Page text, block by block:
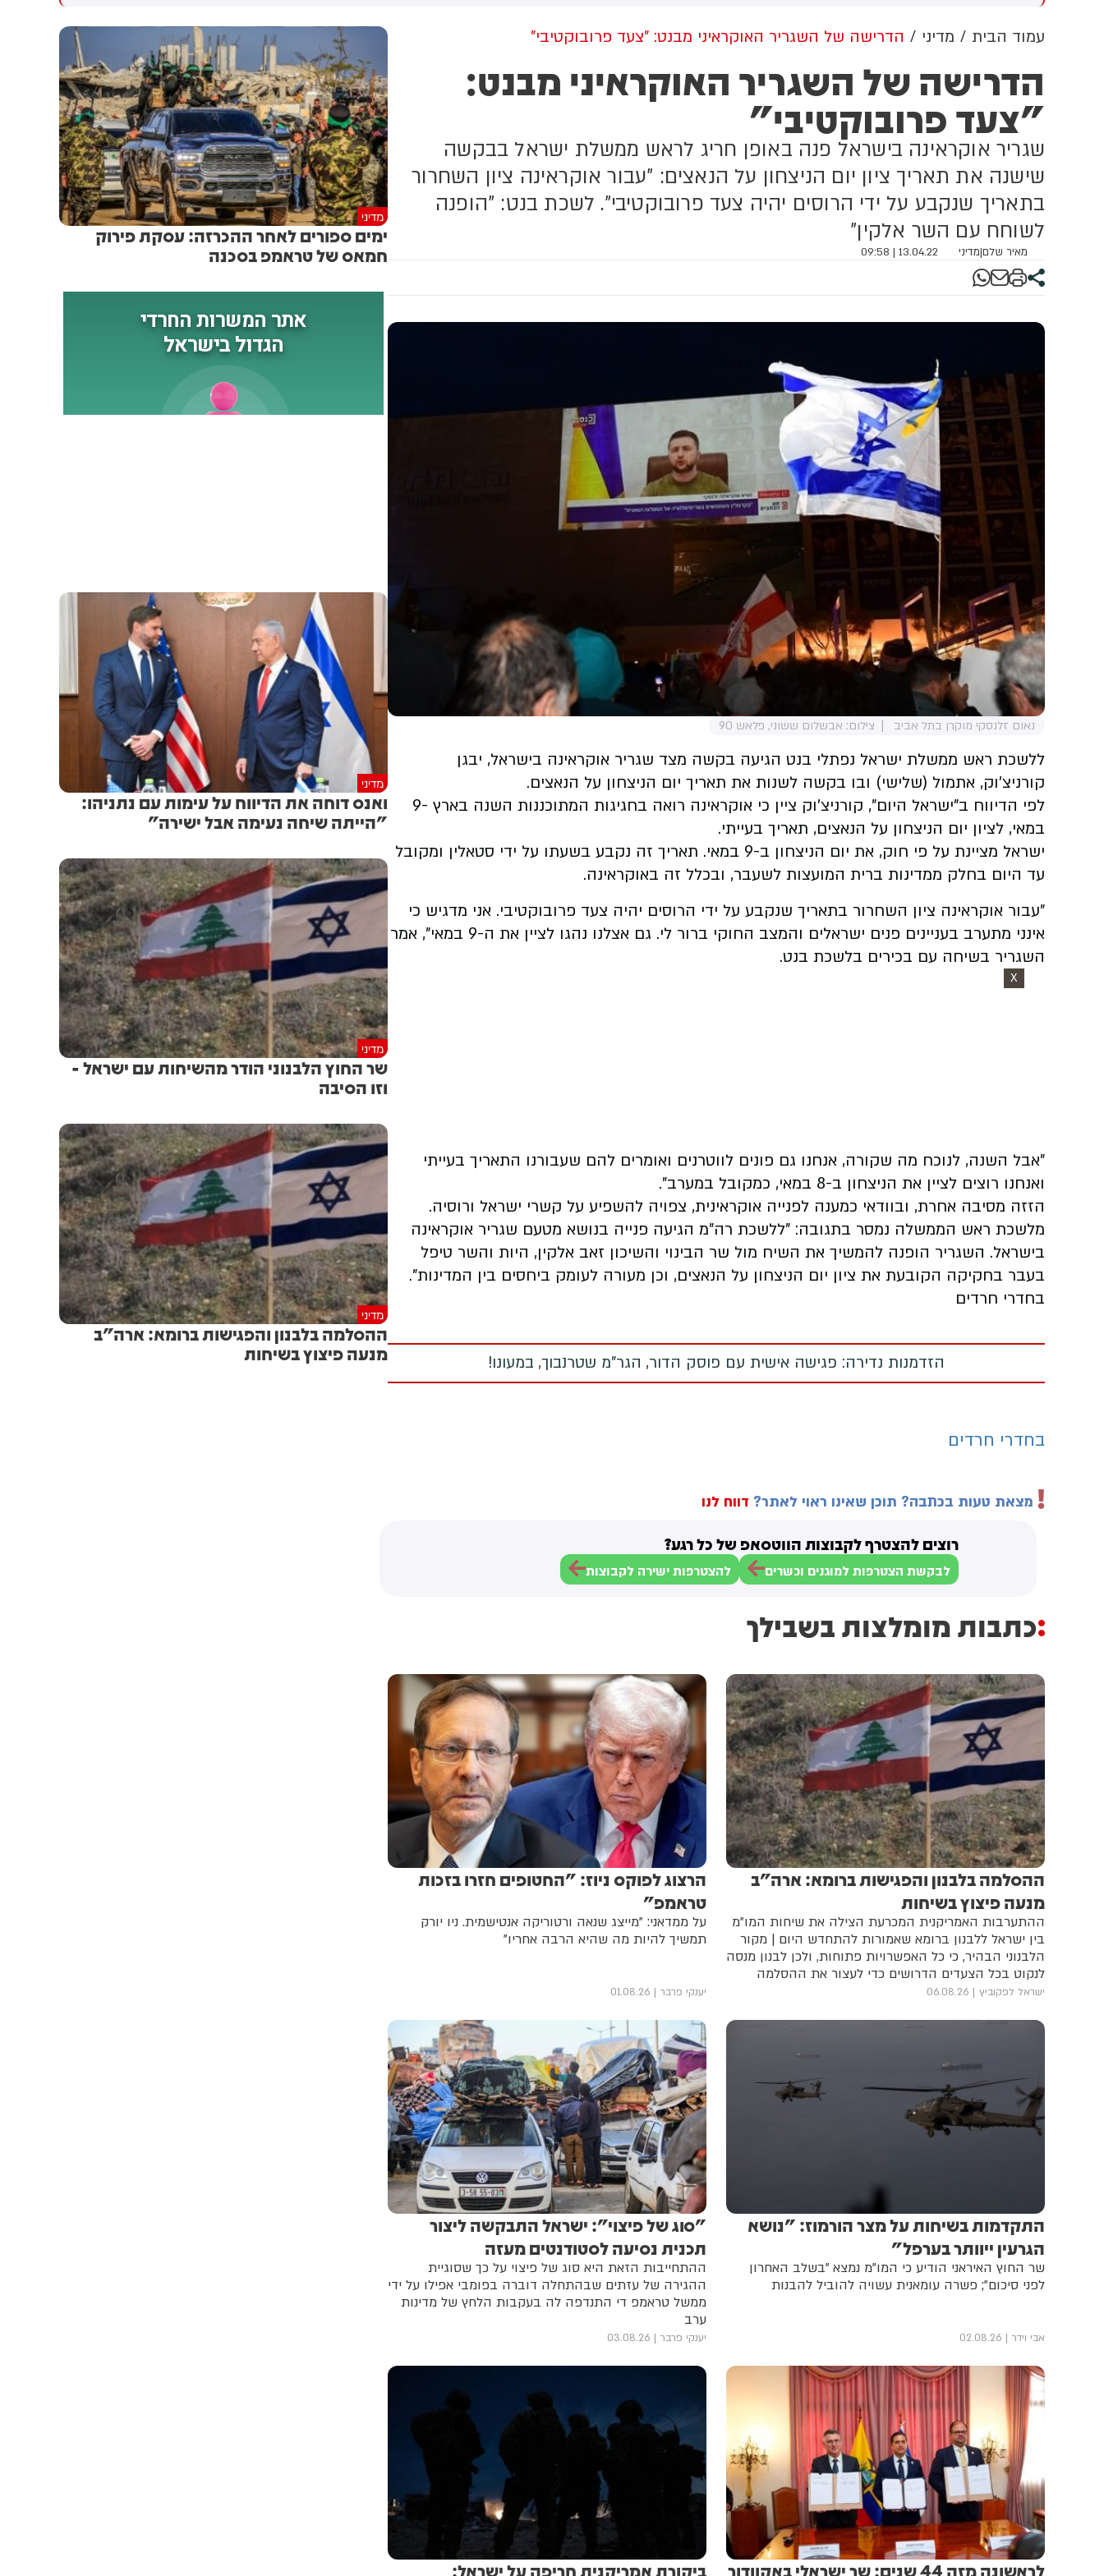
לי על פינוי 1,700 משפחות
בקרוב
האזרחי. המהלך תלוי באישור
מוסדות המפלגה, לקראת ועידת
באוגוסט
עמוד הבית מדיני הדרישה של השגריר האוקראיני מבנט: "צעד פרובוקטיבי"
הדרישה של השגריר האוקראיני מבנט:
"צעד פרובוקטיבי"
שגריר אוקראינה בישראל פנה באופן חריג לראש ממשלת ישראל בבקשה
שישנה את תאריך ציון יום הניצחון על הנאצים: "עבור אוקראינה ציון השחרור
בתאריך שנקבע על ידי הרוסים יהיה צעד פרובוקטיבי". לשכת בנט: "הופנה
לשוחח עם השר אלקין"
מאיר שלם|מדיני 13.04.22 | 09:58
נאום זלנסקי מוקרן בתל אביב צילום: אבשלום ששוני, פלאש 90
ללשכת ראש ממשלת ישראל נפתלי בנט הגיעה בקשה מצד שגריר אוקראינה בישראל, יבגן
קורניצ'וק, אתמול (שלישי) ובו בקשה לשנות את תאריך יום הניצחון על הנאצים.
לפי הדיווח ב"ישראל היום", קורניצ'וק ציין כי אוקראינה רואה בחגיגות המתוכננות השנה בארץ -9
במאי, לציון יום הניצחון על הנאצים, תאריך בעייתי.
ישראל מציינת על פי חוק, את יום הניצחון ב-9 במאי. תאריך זה נקבע בשעתו על ידי סטאלין ומקובל
עד היום בחלק ממדינות ברית המועצות לשעבר, ובכלל זה באוקראינה.
"עבור אוקראינה ציון השחרור בתאריך שנקבע על ידי הרוסים יהיה צעד פרובוקטיבי. אני מדגיש כי
אינני מתערב בעניינים פנים ישראלים והמצב החוקי ברור לי. גם אצלנו נהגו לציין את ה-9 במאי", אמר
השגריר בשיחה עם בכירים בלשכת בנט.
X
"אבל השנה, לנוכח מה שקורה, אנחנו גם פונים לווטרנים ואומרים להם שעבורנו התאריך בעייתי
ואנחנו רוצים לציין את הניצחון ב-8 במאי, כמקובל במערב".
הזזה מסיבה אחרת, ובוודאי כמענה לפנייה אוקראינית, צפויה להשפיע על קשרי ישראל ורוסיה.
מלשכת ראש הממשלה נמסר בתגובה: "ללשכת רה"מ הגיעה פנייה בנושא מטעם שגריר אוקראינה
בישראל. השגריר הופנה להמשיך את השיח מול שר הבינוי והשיכון זאב אלקין, היות והשר טיפל
בעבר בחקיקה הקובעת את ציון יום הניצחון על הנאצים, וכן מעורה לעומק ביחסים בין המדינות".
בחדרי חרדים
הזדמנות נדירה: פגישה אישית עם פוסק הדור, הגר"מ שטרנבוך, במעונו!
בחדרי חרדים
מצאת טעות בכתבה? תוכן שאינו ראוי לאתר? דווח לנו
רוצים להצטרף לקבוצות הווטסאפ של כל רגע?
לבקשת הצטרפות למוגנים וכשרים להצטרפות ישירה לקבוצות
כתבות מומלצות בשבילך
ההסלמה בלבנון והפגישות ברומא: ארה"ב
מנעה פיצוץ בשיחות
ההתערבות האמריקנית המכרעת הצילה את שיחות המו"מ
בין ישראל ללבנון ברומא שאמורות להתחדש היום | מקור
הלבנוני הבהיר, כי כל האפשרויות פתוחות, ולכן לבנון מנסה
לנקוט בכל הצעדים הדרושים כדי לעצור את ההסלמה
ולחזור למו"מ
ישראל לפקוביץ 06.08.26
הרצוג לפוקס ניוז: "החטופים חזרו בזכות
טראמפ"
על ממדאני: "מייצג שנאה ורטוריקה אנטישמית. ניו יורק
תמשיך להיות מה שהיא הרבה אחריו"
יענקי פרבר 01.08.26
התקדמות בשיחות על מצר הורמוז: "נושא
הגרעין ייוותר בערפל"
שר החוץ האיראני הודיע כי המו"מ נמצא "בשלב האחרון
לפני סיכום"; פשרה עומאנית עשויה להוביל להבנות
אבי וידר 02.08.26
"סוג של פיצוי": ישראל התבקשה ליצור
תכנית נסיעה לסטודנטים מעזה
ההתחייבות הזאת היא סוג של פיצוי על כך שסוגיית
ההגירה של עזתים שבהתחלה דוברה בפומבי אפילו על ידי
ממשל טראמפ די התנדפה לה בעקבות הלחץ של מדינות
ערב
יענקי פרבר 03.08.26
לראשונה מזה 44 שנים: שר ישראלי באקוודור ביקורת אמריקנית חריפה על ישראל:
מדיני
ימים ספורים לאחר ההכרזה: עסקת פירוק
חמאס של טראמפ בסכנה
מדיני
ואנס דוחה את הדיווח על עימות עם נתניהו:
"הייתה שיחה נעימה אבל ישירה"
מדיני
שר החוץ הלבנוני הודר מהשיחות עם ישראל -
וזו הסיבה
מדיני
ההסלמה בלבנון והפגישות ברומא: ארה"ב
מנעה פיצוץ בשיחות